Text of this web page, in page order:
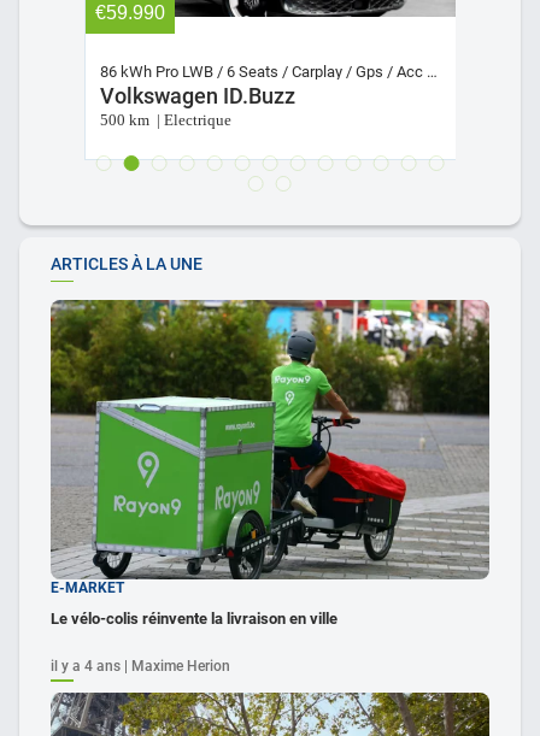
€25.995
58 kWh 204PK / Carplay / 360° Cam / Keyless / ACC / GPS
CUPRA Born
30.000 km | Electrique
ARTICLES À LA UNE
E-MARKET
Le vélo-colis réinvente la livraison en ville
il y a 4 ans | Maxime Herion